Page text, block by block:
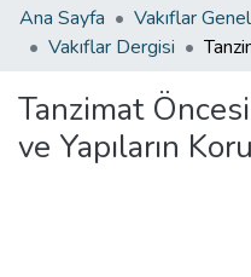
Ana Sayfa
Vakıflar Dergisi
Tanzimat
ve Yapıların